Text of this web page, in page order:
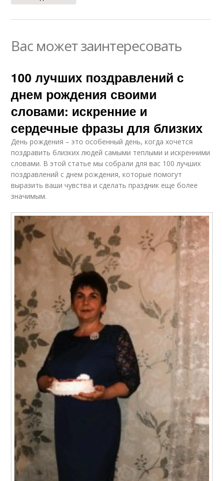
Вас может заинтересовать
100 лучших поздравлений с
днем рождения своими
словами: искренние и
сердечные фразы для близких
День рождения – это особенный день, когда хочется
поздравить близких людей самыми теплыми и искренними
словами. В этой статье мы собрали для вас 100 лучших
поздравлений с днем рождения, которые помогут
выразить ваши чувства и сделать праздник еще более
значимым.